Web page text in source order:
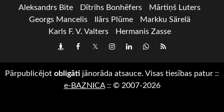
Aleksandrs Bite Dītrihs Bonhēfers
Mārtiņš Luters
Georgs Mancelis
Ilārs Plūme
Markku Särelä
Karls F. V. Valters
Hermanis Zasse
DraugiemFacebook
TwitterInstagram
LinkedInwhatsapp
RSS
Pārpublicējot obligāti jānorāda atsauce. Visas tiesības patur ::
e-BAZNICA:: © 2007-2026